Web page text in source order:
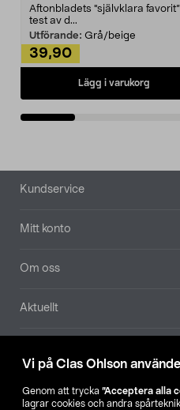
Vi på Clas Ohlson
Genom att trycka ”Acceptera alla
lagrar cookies och andra
Aftonbladets "självklara favorit”
test av d...
Utförande: Grå/beige
39,90
Lägg i varukorg
Sidfot
Kundservice
Mitt konto
Om oss
Aktuellt